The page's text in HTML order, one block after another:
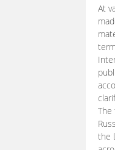
At
The
the